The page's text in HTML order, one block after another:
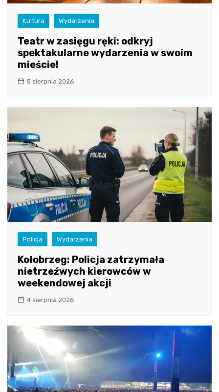
Kultura Wydarzenia
Teatr w zasięgu ręki: odkryj
spektakularne wydarzenia w swoim
mieście!
5 sierpnia 2026
Policja Wydarzenia
Kołobrzeg: Policja zatrzymała
nietrzeźwych kierowców w
weekendowej akcji
4 sierpnia 2026